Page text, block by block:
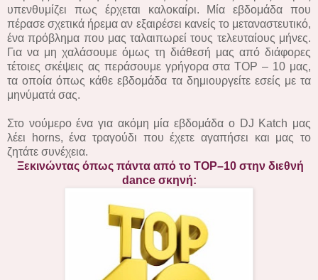
υπενθυμίζει πως έρχεται καλοκαίρι. Μία εβδομάδα που
πέρασε σχετικά ήρεμα αν εξαιρέσει κανείς το μεταναστευτικό,
ένα πρόβλημα που μας ταλαιπωρεί τους τελευταίους μήνες.
Για να μη χαλάσουμε όμως τη διάθεσή μας από διάφορες
τέτοιες σκέψεις ας περάσουμε γρήγορα στα TOP – 10 μας,
τα οποία όπως κάθε εβδομάδα τα δημιουργείτε εσείς με τα
μηνύματά σας.
Στο νούμερο ένα για ακόμη μία εβδομάδα ο DJ Katch μας
λέει horns, ένα τραγούδι που έχετε αγαπήσει και μας το
ζητάτε συνέχεια.
Ξεκινώντας όπως πάντα από το TOP–10 στην διεθνή
dance σκηνή: